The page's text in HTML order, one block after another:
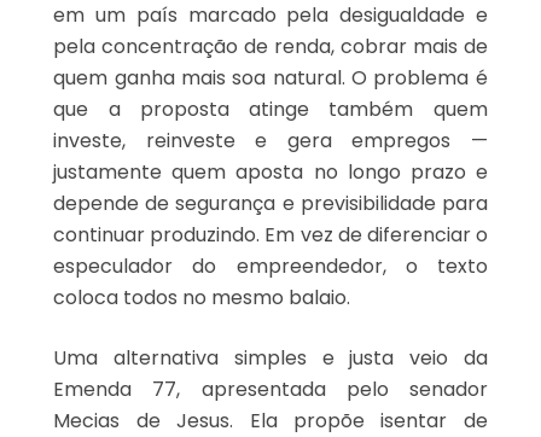
em um país marcado pela desigualdade e
pela concentração de renda, cobrar mais de
quem ganha mais soa natural. O problema é
que a proposta atinge também quem
investe, reinveste e gera empregos —
justamente quem aposta no longo prazo e
depende de segurança e previsibilidade para
continuar produzindo. Em vez de diferenciar o
especulador do empreendedor, o texto
coloca todos no mesmo balaio.
Uma alternativa simples e justa veio da
Emenda 77, apresentada pelo senador
Mecias de Jesus. Ela propõe isentar de